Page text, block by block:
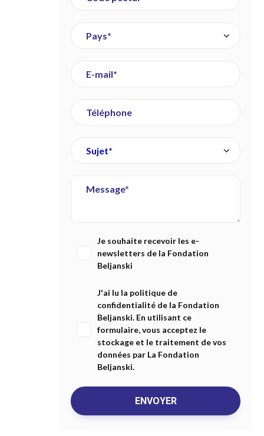
Je souhaite recevoir les e-
newsletters de la Fondation
Beljanski
J'ai lu la politique de
confidentialité de la Fondation
Beljanski. En utilisant ce
formulaire, vous acceptez le
stockage et le traitement de vos
données par La Fondation
Beljanski.